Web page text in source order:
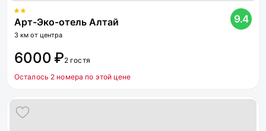
Арт-Эко-отель Алтай
3 км от центра
9.4
6000 ₽2 гостя
Осталось 2 номера по этой цене